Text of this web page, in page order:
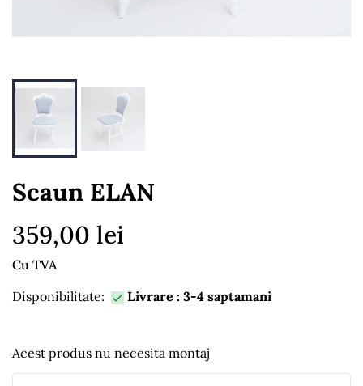
Scaun ELAN
359,00 lei
Cu TVA
Disponibilitate:
 Livrare : 3-4 saptamani
Acest produs nu necesita montaj